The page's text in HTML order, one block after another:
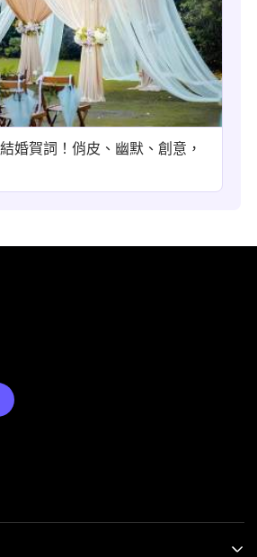
婚賀詞！俏皮、幽默、創意，